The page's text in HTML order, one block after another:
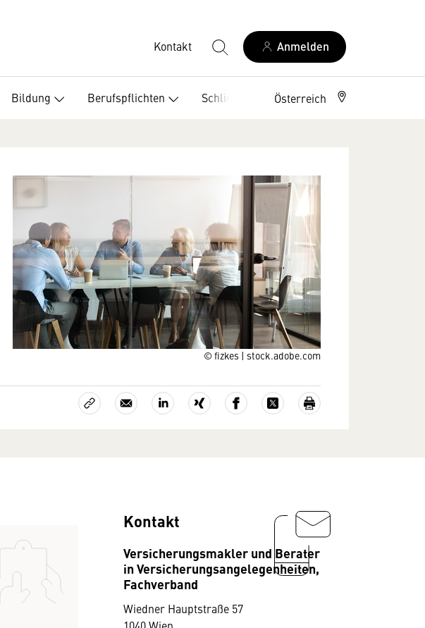
Kontakt Anmelden
Bildung Berufspflichten SchlichtungsstellenÖsterreich
© fizkes | stock.adobe.com
Kontakt
Versicherungsmakler und Berater
in Versicherungsangelegenheiten,
Fachverband
Wiedner Hauptstraße 57